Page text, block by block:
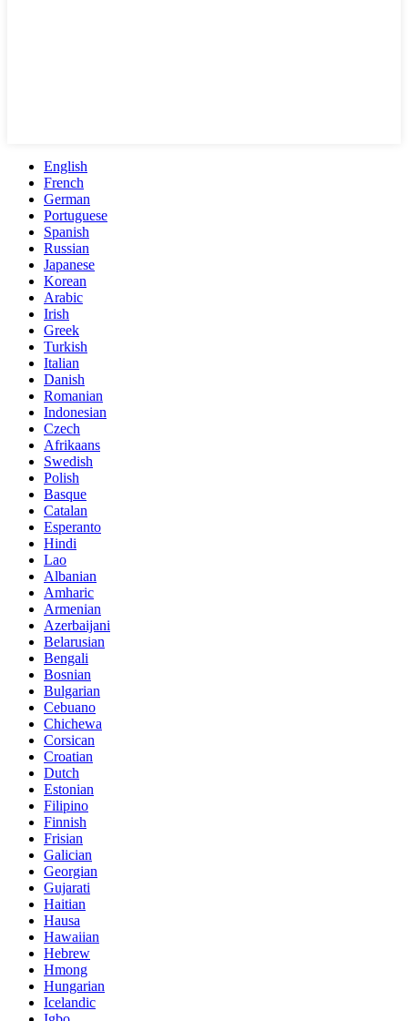
English
French
German
Portuguese
Spanish
Russian
Japanese
Korean
Arabic
Irish
Greek
Turkish
Italian
Danish
Romanian
Indonesian
Czech
Afrikaans
Swedish
Polish
Basque
Catalan
Esperanto
Hindi
Lao
Albanian
Amharic
Armenian
Azerbaijani
Belarusian
Bengali
Bosnian
Bulgarian
Cebuano
Chichewa
Corsican
Croatian
Dutch
Estonian
Filipino
Finnish
Frisian
Galician
Georgian
Gujarati
Haitian
Hausa
Hawaiian
Hebrew
Hmong
Hungarian
Icelandic